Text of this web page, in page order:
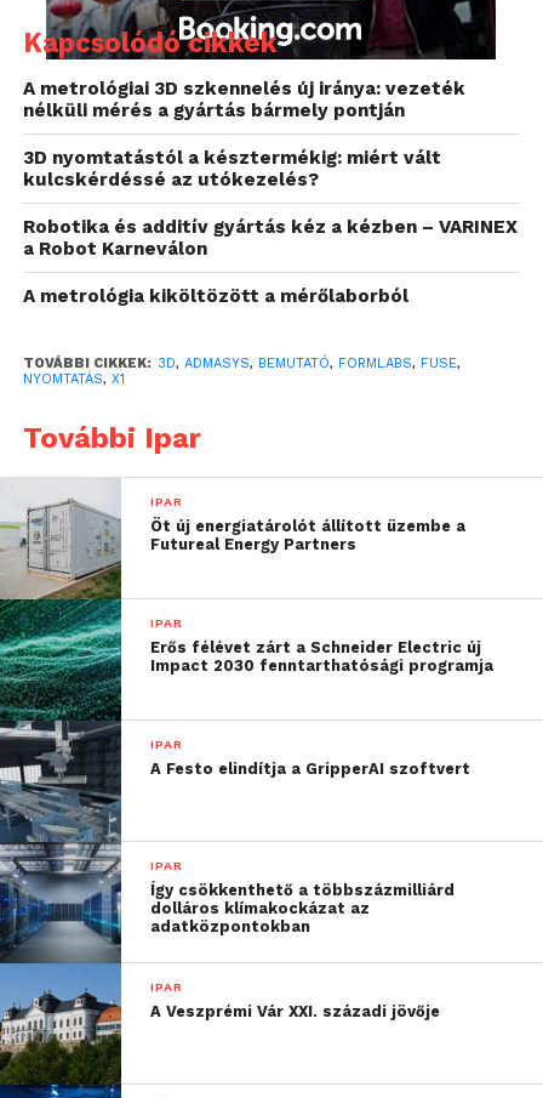
A Formlabs 2026. június 9-én bemutatta a Fuse X1
rendszert, amely a nagyformátumú ipari SLS gyártás
piacát célozza meg és közvetlen kihívója lehet a
korábbi ipari SLS és MJF rendszereknek.
Formlabs és ADMASYS HU:
Több mint egy évtizedes
közös út
AFormlabsa hazai 3D tech specialista, ADMASYS HU
– korábbi nevén FreeDee – alapításával egy időben
mutatta be első 3D nyomtatóját 2012-ben, akkor még
a Kickstarteren. A magyar alapítóval is rendelkező,
amerikai gyártó mára a világ egyik legismertebb és
leggyorsabban növekvő additív technológiai
vállalatává vált. Az elmúlt évtizedben több mint 150
000 SLA és SLS rendszer telepítésével alapjaiban
változtatta meg a professzionális 3D nyomtatás
piacát.
Magyarországon az
kezdte el forgalmazni a Formlabs rendszereit. Az
elmúlt több mint tíz év során számos hazai
gyártóvállalat, fejlesztőközpont, egyetem és
Kapcsolódó cikkek
A metrológiai 3D szkennelés új iránya: vezeték
nélküli mérés a gyártás bármely pontján
3D nyomtatástól a késztermékig: miért vált
kulcskérdéssé az utókezelés?
Robotika és additív gyártás kéz a kézben – VARINEX
a Robot Karneválon
A metrológia kiköltözött a mérőlaborból
TOVÁBBI CIKKEK: 3D, ADMASYS, BEMUTATÓ, FORMLABS, FUSE,
NYOMTATÁS, X1
További Ipar
IPAR
Öt új energiatárolót állított üzembe a
Futureal Energy Partners
IPAR
Erős félévet zárt a Schneider Electric új
Impact 2030 fenntarthatósági programja
IPAR
A Festo elindítja a GripperAI szoftvert
IPAR
Így csökkenthető a többszázmilliárd
dolláros klímakockázat az
adatközpontokban
IPAR
A Veszprémi Vár XXI. századi jövője